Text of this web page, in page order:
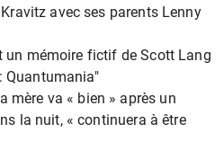
avec ses parents Lenny
un mémoire fictif de Scott Lang
Quantumania"
mère va « bien » après un
la nuit, « continuera à être